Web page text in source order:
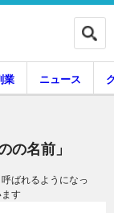
ンタビュー
業 ニュース
の名前」
ばれるようになっ
す